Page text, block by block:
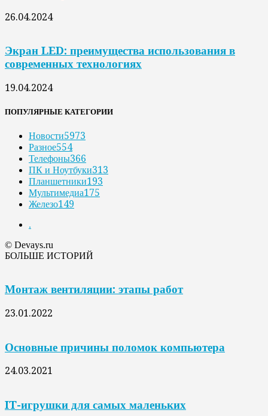
26.04.2024
Экран LED: преимущества использования в
современных технологиях
19.04.2024
ПОПУЛЯРНЫЕ КАТЕГОРИИ
Новости5973
Разное554
Телефоны366
ПК и Ноутбуки313
Планшетники193
Мультимедиа175
Железо149
.
© Devays.ru
БОЛЬШЕ ИСТОРИЙ
Монтаж вентиляции: этапы работ
23.01.2022
Основные причины поломок компьютера
24.03.2021
IT-игрушки для самых маленьких